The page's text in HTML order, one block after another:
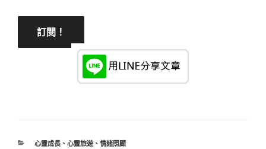
分
心靈成長、 心靈旅遊、 情緒照顧